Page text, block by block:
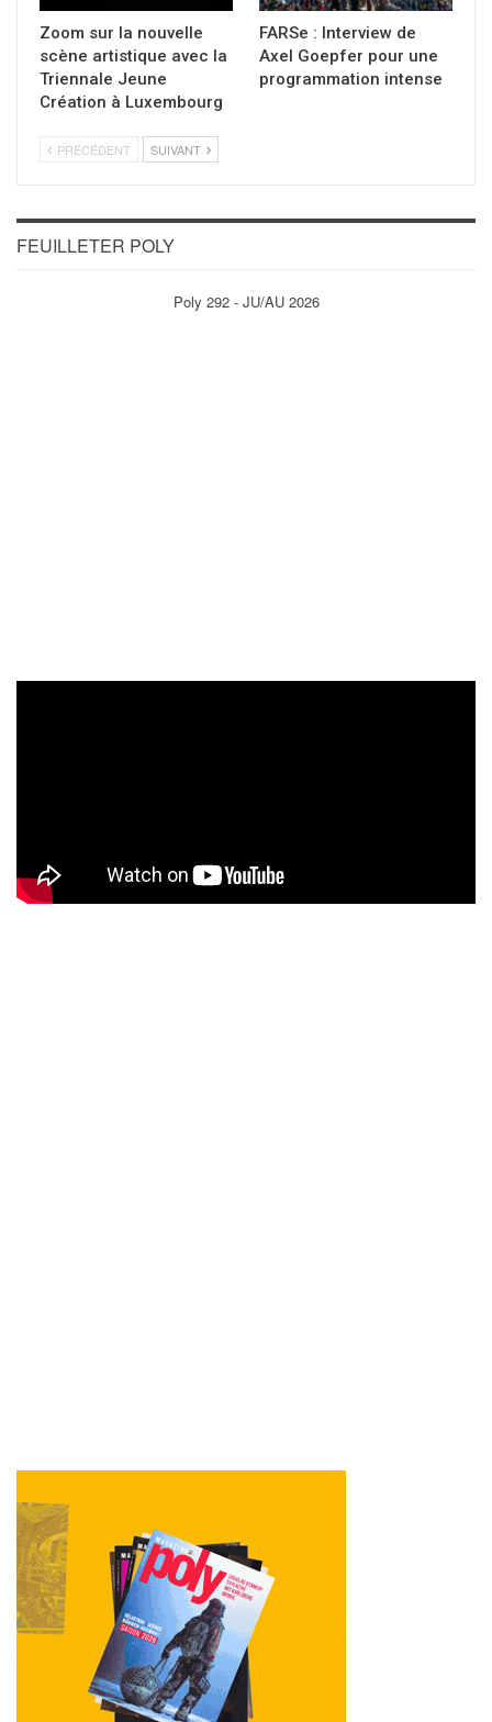
Zoom sur la nouvelle
scène artistique avec la
Triennale Jeune
Création à Luxembourg
FARSe : Interview de
Axel Goepfer pour une
programmation intense
PRÉCÉDENT SUIVANT
FEUILLETER POLY
Poly 292 - JU/AU 2026